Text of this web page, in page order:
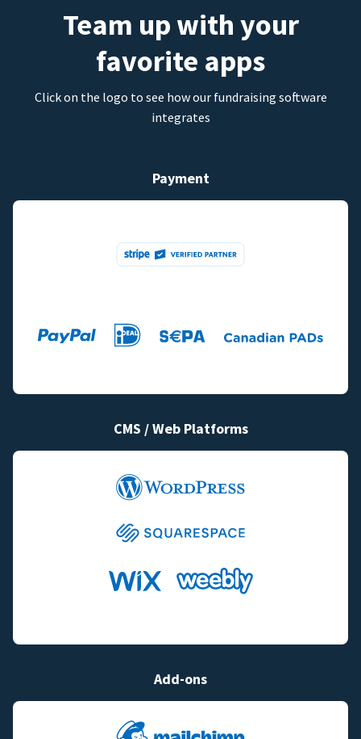
Team up with your
favorite apps
Click on the logo to see how our fundraising software
integrates
Payment
CMS / Web Platforms
Add-ons